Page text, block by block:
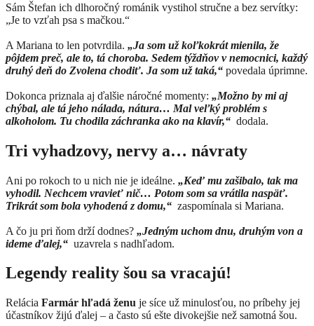
Sám Štefan ich dlhoročný románik vystihol stručne a bez servítky:
„Je to vzťah psa s mačkou.“
A Mariana to len potvrdila. „Ja som už koľkokrát mienila, že
pôjdem preč, ale to, tá choroba. Sedem týždňov v nemocnici, každý
druhý deň do Zvolena chodiť. Ja som už taká,“ povedala úprimne.
Dokonca priznala aj ďalšie náročné momenty: „Možno by mi aj
chýbal, ale tá jeho nálada, nátura… Mal veľký problém s
alkoholom. Tu chodila záchranka ako na klavír,“ dodala.
Tri vyhadzovy, nervy a… návraty
Ani po rokoch to u nich nie je ideálne. „Keď mu zašibalo, tak ma
vyhodil. Nechcem vravieť nič… Potom som sa vrátila naspäť.
Trikrát som bola vyhodená z domu,“ zaspomínala si Mariana.
A čo ju pri ňom drží dodnes? „Jedným uchom dnu, druhým von a
ideme ďalej,“ uzavrela s nadhľadom.
Legendy reality šou sa vracajú!
Relácia Farmár hľadá ženu je síce už minulosťou, no príbehy jej
účastníkov žijú ďalej – a často sú ešte divokejšie než samotná šou.